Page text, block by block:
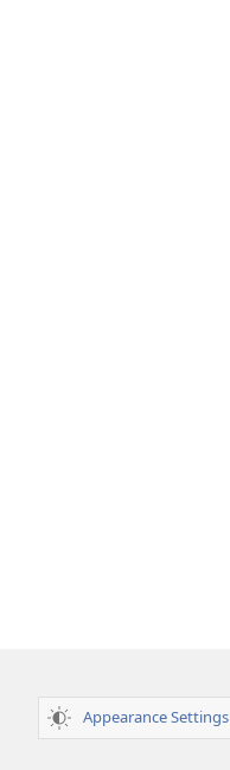
Appearance Settings